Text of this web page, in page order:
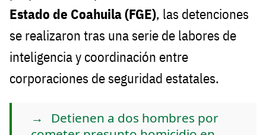
Estado de Coahuila (FGE), las detenciones
se realizaron tras una serie de labores de
inteligencia y coordinación entre
corporaciones de seguridad estatales.
Detienen a dos hombres por